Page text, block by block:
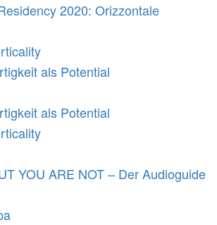
2020: Orizzontale
als Potential
als Potential
YOU ARE NOT – Der Audioguide